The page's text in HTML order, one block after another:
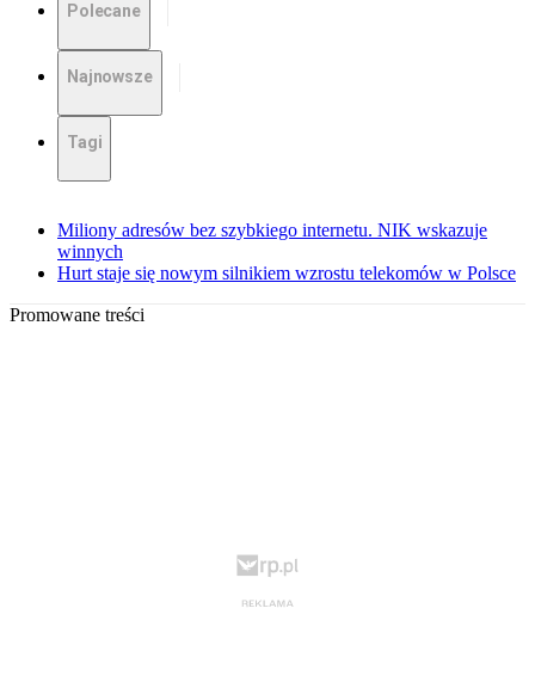
Polecane
Najnowsze
Tagi
Miliony adresów bez szybkiego internetu. NIK wskazuje
winnych
Hurt staje się nowym silnikiem wzrostu telekomów w Polsce
Promowane treści